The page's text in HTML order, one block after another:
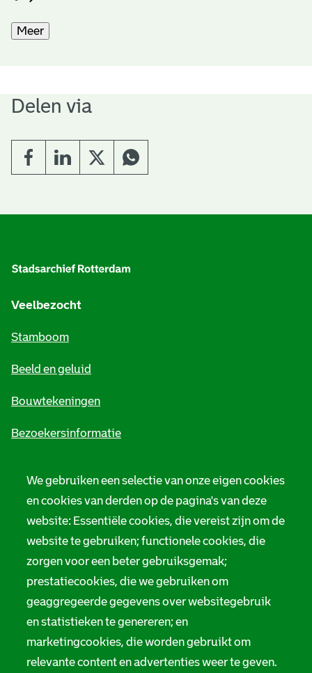
We gebruiken een selectie van onze eigen cookies
en cookies van derden op de pagina's van deze
website: Essentiële cookies, die vereist zijn om de
website te gebruiken; functionele cookies, die
zorgen voor een beter gebruiksgemak;
prestatiecookies, die we gebruiken om
geaggregeerde gegevens over websitegebruik
en statistieken te genereren; en
marketingcookies, die worden gebruikt om
relevante content en advertenties weer te geven.
Meer
Delen via
Veelbezocht
Stamboom
Beeld en geluid
Bouwtekeningen
Bezoekersinformatie
Tarieven
Privacy
Digitale toegankelijkheid
Servicenormen
Suggesties en opmerkingen